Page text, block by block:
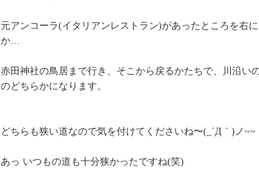
元アンコーラ(イタリアンレストラン)があったところを右
か…
赤田神社の鳥居まで行き、そこから戻るかたちで、川沿い
のどちらかになります。
どちらも狭い道なので気を付けてくださいね〜(_´Д｀)ノ~~
あっ いつもの道も十分狭かったですね(笑)